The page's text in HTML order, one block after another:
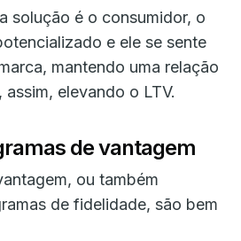
solução é o consumidor, o
e ele se sente
mantendo uma relação
elevando o LTV.
de vantagem
ou também
de fidelidade, são bem